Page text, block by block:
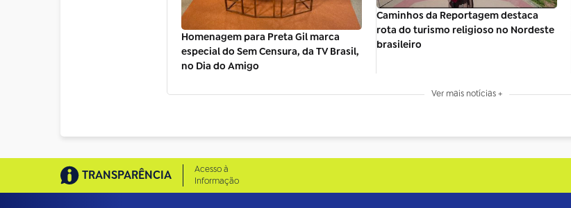
Homenagem para Preta Gil marca
especial do Sem Censura, da TV Brasil,
no Dia do Amigo
Caminhos da Reportagem destaca
rota do turismo religioso no Nordeste
brasileiro
Ver mais notícias +
TRANSPARÊNCIA
Acesso à
Informação